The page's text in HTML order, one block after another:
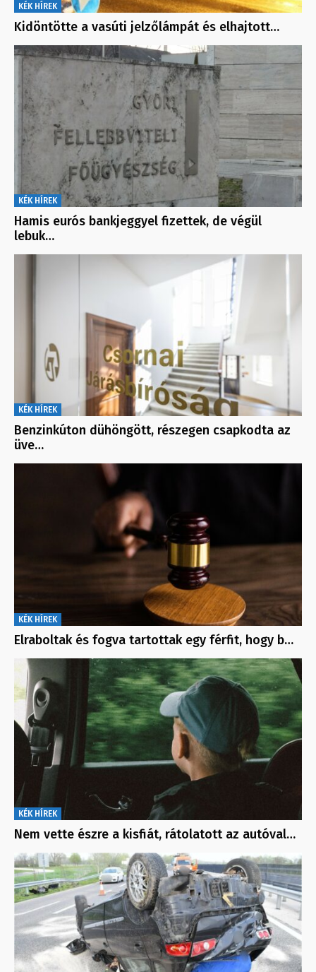
KÉK HÍREK
Kidöntötte a vasúti jelzőlámpát és elhajtott…
KÉK HÍREK
Hamis eurós bankjeggyel fizettek, de végül
lebuk…
KÉK HÍREK
Benzinkúton dühöngött, részegen csapkodta az
üve…
KÉK HÍREK
Elraboltak és fogva tartottak egy férfit, hogy b…
KÉK HÍREK
Nem vette észre a kisfiát, rátolatott az autóval…